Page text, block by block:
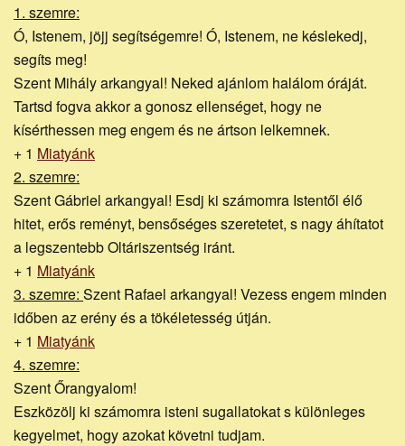
1. szemre:
Ó, Istenem, jöjj segítségemre! Ó, Istenem, ne késlekedj,
segíts meg!
Szent Mihály arkangyal! Neked ajánlom halálom óráját.
Tartsd fogva akkor a gonosz ellenséget, hogy ne
kísérthessen meg engem és ne ártson lelkemnek.
+ 1 Miatyánk
2. szemre:
Szent Gábriel arkangyal! Esdj ki számomra Istentől élő
hitet, erős reményt, bensőséges szeretetet, s nagy áhítatot
a legszentebb Oltáriszentség iránt.
+ 1 Miatyánk
3. szemre: Szent Rafael arkangyal! Vezess engem minden
időben az erény és a tökéletesség útján.
+ 1 Miatyánk
4. szemre:
Szent Őrangyalom!
Eszközölj ki számomra isteni sugallatokat s különleges
kegyelmet, hogy azokat követni tudjam.